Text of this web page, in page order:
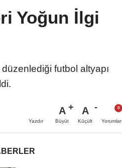
Yoğun İlgi
futbol altyapı
Yazdır
A
Büyüt
A
Küçült Yorumlar